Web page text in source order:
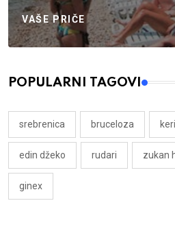
VAŠE PRIČE
POPULARNI TAGOVI
srebrenica bruceloza
edin džeko rudari zukan
ginex